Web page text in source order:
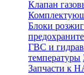
Клапан
Блоки
ГВС и
температуры
Запчасти